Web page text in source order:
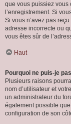
que vous puissiez vous
l’enregistrement. Si
Si vous n’avez pas
adresse incorrecte ou
vous êtes sûr de
Haut
Pourquoi ne puis-je
Plusieurs raisons
nom d’utilisateur et
un administrateur du
également possible
configuration de son